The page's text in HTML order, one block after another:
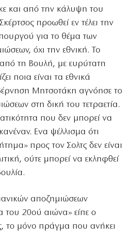
και από την κάλυψη του
προωθεί εν τέλει την
για το θέμα των
όχι την εθνική. Το
τη Βουλή, με ευρύτατη
ποια είναι τα εθνικά
Μητσοτάκη αγνόησε το
στη δική του τετραετία.
που δεν μπορεί να
Ενα ψέλλισμα ότι
προς τον Σολτς δεν είναι
ούτε μπορεί να εκληφθεί
αποζημιώσεων
του 20ού αιώνα» είπε ο
το μόνο πράγμα που ανήκει